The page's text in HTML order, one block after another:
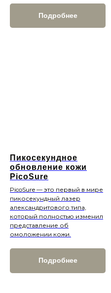
Подробнее
Пикосекундное
обновление кожи
PicoSure
PicoSure — это первый в мире
пикосекундный лазер
александритового типа,
который полностью изменил
представление об
омоложении кожи.
Подробнее